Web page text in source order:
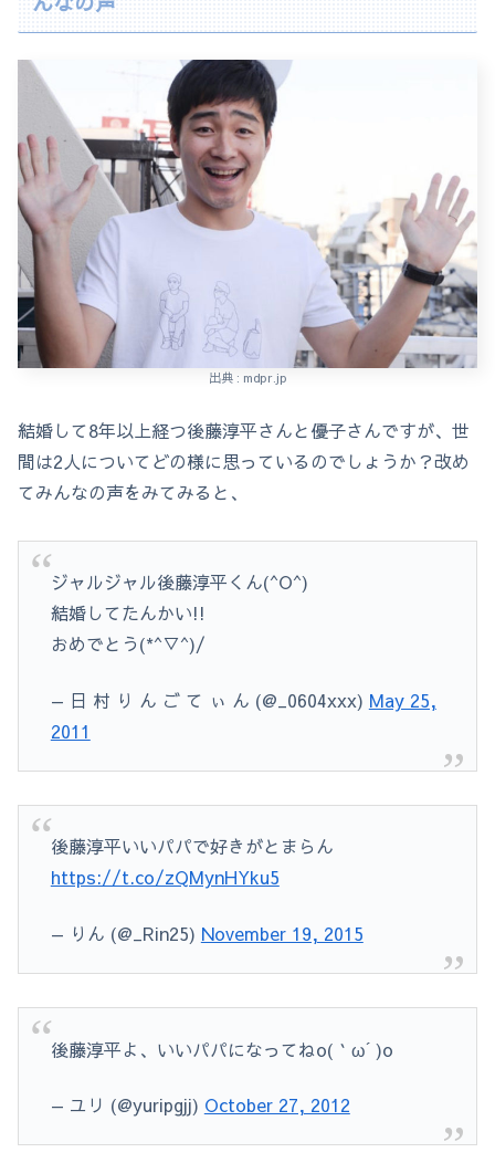
出典 : mdpr.jp
結婚して8年以上経つ後藤淳平さんと優子さんですが、世
間は2人についてどの様に思っているのでしょうか？改め
てみんなの声をみてみると、
ジャルジャル後藤淳平くん(^O^)
結婚してたんかい!!
おめでとう(*^▽^)/
— 日 村 り ん ご て ぃ ん (@_0604xxx) May 25,
2011
後藤淳平いいパパで好きがとまらん
https://t.co/zQMynHYku5
— りん (@_Rin25) November 19, 2015
後藤淳平よ、いいパパになってねo(｀ω´ )o
— ユリ (@yuripgjj) October 27, 2012